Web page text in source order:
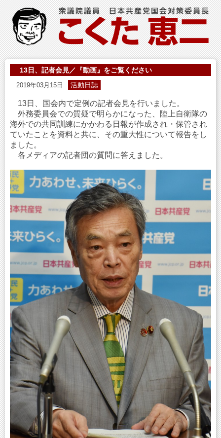
13日、記者会見／『動画』をご覧ください
2019年03月15日 活動日誌
13日、国会内で定例の記者会見を行いました。
外務委員会での質疑で明らかになった、陸上自衛隊の
海外での共同訓練にかかわる日報が作成され・保管され
ていたことを資料と共に、その重大性について報告をし
ました。
各メディアの記者団の質問に答えました。